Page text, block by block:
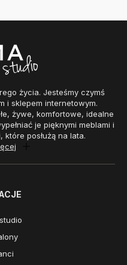
życia. Jesteśmy czymś
i sklepem internetowym.
żywe, komfortowe, idealne
je pięknymi meblami i
które posłużą na lata.